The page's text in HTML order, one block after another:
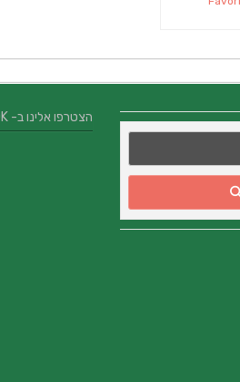
הצטרפו אלינו ב- FACEBOOK